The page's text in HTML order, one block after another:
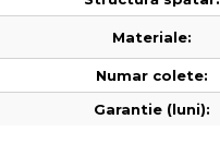
Materiale:
Numar colete:
Garantie (luni):